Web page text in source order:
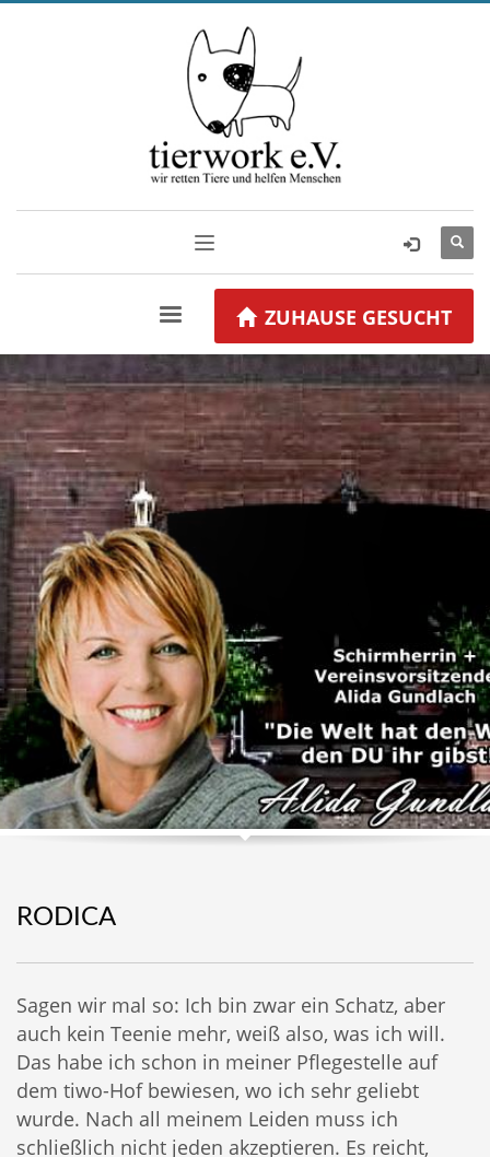
ZUHAUSE GESUCHT
RODICA
Sagen wir mal so: Ich bin zwar ein Schatz, aber
auch kein Teenie mehr, weiß also, was ich will.
Das habe ich schon in meiner Pflegestelle auf
dem tiwo-Hof bewiesen, wo ich sehr geliebt
wurde. Nach all meinem Leiden muss ich
schließlich nicht jeden akzeptieren. Es reicht,